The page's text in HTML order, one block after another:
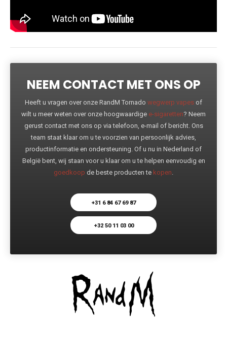
NEEM CONTACT MET ONS OP
Heeft u vragen over onze RandM Tornado wegwerp vapes of
wilt u meer weten over onze hoogwaardige e-sigaretten? Neem
gerust contact met ons op via telefoon, e-mail of bericht. Ons
team staat klaar om u te voorzien van persoonlijk advies,
productinformatie en ondersteuning. Of u nu in Nederland of
België bent, wij staan voor u klaar om u te helpen eenvoudig en
goedkoop de beste producten te kopen.
+31 6 84 67 69 87
+32 50 11 03 00